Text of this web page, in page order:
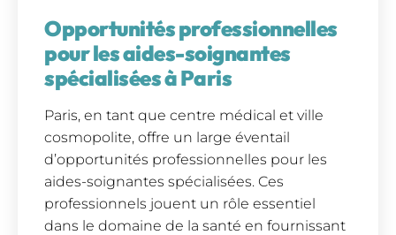
Opportunités professionnelles
pour les aides-soignantes
spécialisées à Paris
Paris, en tant que centre médical et ville
cosmopolite, offre un large éventail
d’opportunités professionnelles pour les
aides-soignantes spécialisées. Ces
professionnels jouent un rôle essentiel
dans le domaine de la santé en fournissant